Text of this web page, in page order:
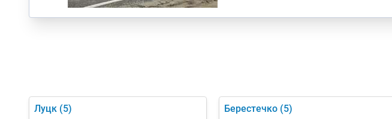
Луцк (5) Берестечко (5)